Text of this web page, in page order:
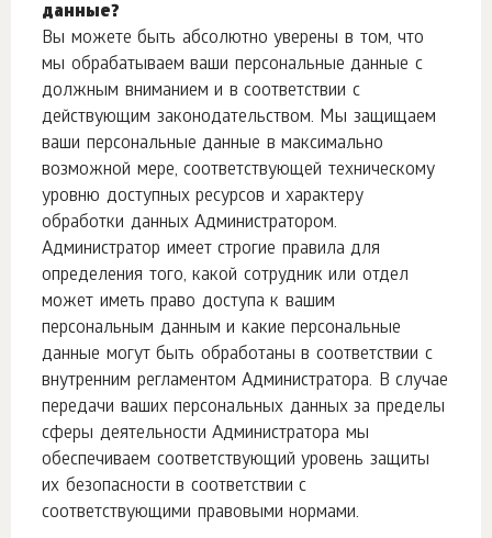
данные?
Вы можете быть абсолютно уверены в том, что
мы обрабатываем ваши персональные данные с
должным вниманием и в соответствии с
действующим законодательством. Мы защищаем
ваши персональные данные в максимально
возможной мере, соответствующей техническому
уровню доступных ресурсов и характеру
обработки данных Администратором.
Администратор имеет строгие правила для
определения того, какой сотрудник или отдел
может иметь право доступа к вашим
персональным данным и какие персональные
данные могут быть обработаны в соответствии с
внутренним регламентом Администратора. В случае
передачи ваших персональных данных за пределы
сферы деятельности Администратора мы
обеспечиваем соответствующий уровень защиты
их безопасности в соответствии с
соответствующими правовыми нормами.